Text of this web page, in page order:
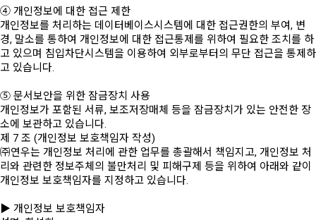
④ 개인정보에 대한 접근 제한
개인정보를 처리하는 데이터베이스시스템에 대한 접근권한의 부여, 변
경, 말소를 통하여 개인정보에 대한 접근통제를 위하여 필요한 조치를 하
고 있으며 침입차단시스템을 이용하여 외부로부터의 무단 접근을 통제하
고 있습니다.
⑤ 문서보안을 위한 잠금장치 사용
개인정보가 포함된 서류, 보조저장매체 등을 잠금장치가 있는 안전한 장
소에 보관하고 있습니다.
제 7 조 (개인정보 보호책임자 작성)
㈜연우는 개인정보 처리에 관한 업무를 총괄해서 책임지고, 개인정보 처
리와 관련한 정보주체의 불만처리 및 피해구제 등을 위하여 아래와 같이
개인정보 보호책임자를 지정하고 있습니다.
▶ 개인정보 보호책임자